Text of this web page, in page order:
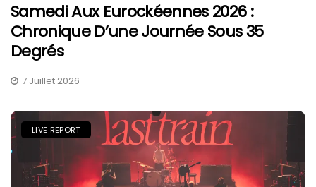
Samedi Aux Eurockéennes 2026 :
Chronique D’une Journée Sous 35
Degrés
7 Juillet 2026
LIVE REPORT